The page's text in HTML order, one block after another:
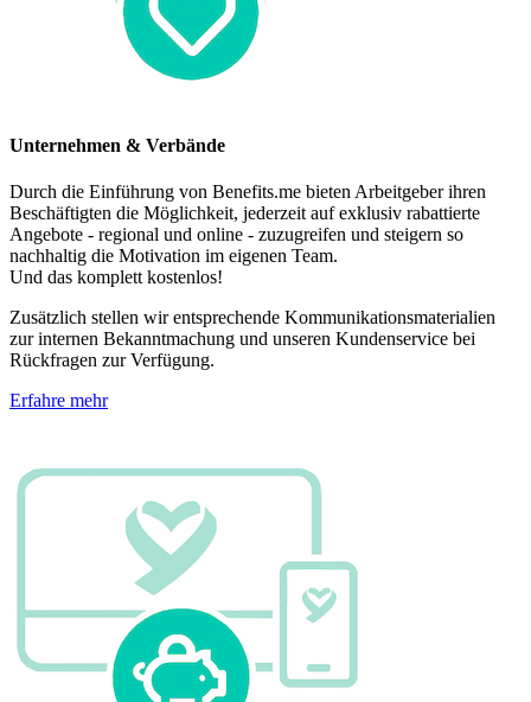
Unternehmen & Verbände
Durch die Einführung von Benefits.me bieten Arbeitgeber ihren
Beschäftigten die Möglichkeit, jederzeit auf exklusiv rabattierte
Angebote - regional und online - zuzugreifen und steigern so
nachhaltig die Motivation im eigenen Team.
Und das komplett kostenlos!
Zusätzlich stellen wir entsprechende Kommunikationsmaterialien
zur internen Bekanntmachung und unseren Kundenservice bei
Rückfragen zur Verfügung.
Erfahre mehr